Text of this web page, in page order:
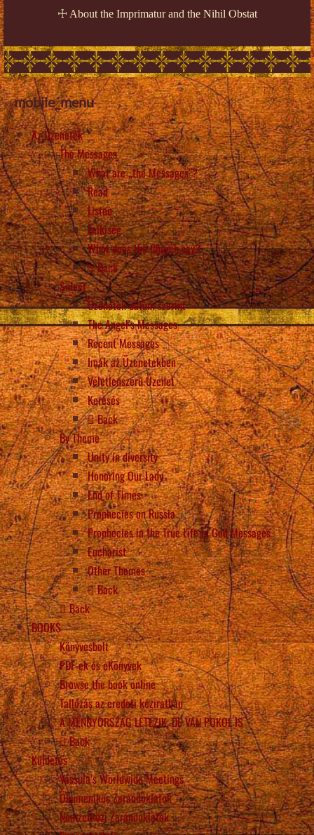
☩ About the Imprimatur and the Nihil Obstat
mobile_menu
Az Üzenetek
The Messages
What are „the Messages”?
Read
Listen
Lelkiség
What does the Church say?
Back
Select
Üzenetek dátum szerint
The Angel’s Messages
Recent Messages
Imák az Üzenetekben
Véletlenszerű Üzenet
Keresés
Back
By Theme
Unity in diversity
Honoring Our Lady
End of Times
Prophecies on Russia
Prophecies in the True Life in God Messages
Eucharist
Other Themes
Back
Back
BOOKS
Könyvesbolt
PDF-ek és eKönyvek
Browse the book online
Tallózás az eredeti kéziratban
A MENNYORSZÁG LÉTEZIK, DE VAN POKOL IS
Back
Küldetés
Vassula’s Worldwide Meetings
Ökumenikus Zarándoklatok
Nemzetközi Zarándoklatok